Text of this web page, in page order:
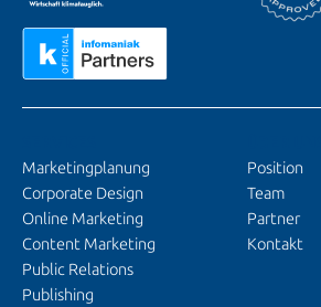
Marketingplanung
Corporate Design
Online Marketing
Content Marketing
Public Relations
Publishing
Position
Team
Partner
Kontakt